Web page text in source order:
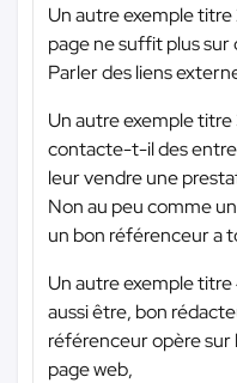
Un autre exemple
page ne suffit plus
Parler des liens
Un autre exemple
contacte-t-il des
leur vendre une
Non au peu comme
un bon référenceur a
Un autre exemple
aussi être, bon
référenceur opère sur
page web,